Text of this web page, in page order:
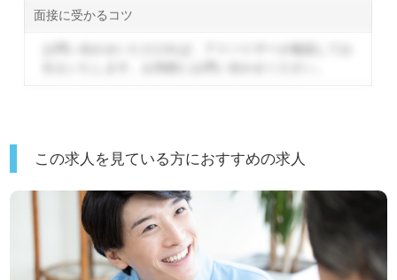
面接に受かるコツ
この求人を見ている方におすすめの求人